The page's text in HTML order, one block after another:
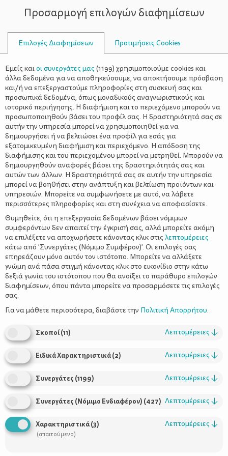
ΣΥΜΒΟΥΛΟΙ
ΒΡΏΜΗΣ
Μπισκότα δημητριακών – Ποτέ η
υγιεινή διατροφή δεν ήταν τόσο
Χρήσιμοι Σύνδεσμοι
Προσαρμογή επιλογών διαφημίσεων
Επιλογές Διαφημίσεων Προτιμήσεις Cookies
Εμείς καιοι συνεργάτες μας (1199) χρησιμοποιούμε cookies και
άλλα δεδομένα για να αποθηκεύσουμε, να αποκτήσουμε πρόσβαση
και/ή να επεξεργαστούμε πληροφορίες στη συσκευή σας και
προσωπικά δεδομένα, όπως μοναδικούς αναγνωριστικούς και
ιστορικό περιήγησης. Η διαφήμιση και το περιεχόμενο μπορούν να
προσωποποιηθούν βάσει του προφίλ σας. Η δραστηριότητά σας σε
αυτήν την υπηρεσία μπορεί να χρησιμοποιηθεί για να
δημιουργήσει ή να βελτιώσει ένα προφίλ για εσάς για
εξατομικευμένη διαφήμιση και περιεχόμενο. Η απόδοση της
διαφήμισης και του περιεχομένου μπορεί να μετρηθεί. Μπορούν να
δημιουργηθούν αναφορές βάσει της δραστηριότητάς σας και
αυτών των άλλων. Η δραστηριότητά σας σε αυτήν την υπηρεσία
μπορεί να βοηθήσει στην ανάπτυξη και βελτίωση προϊόντων και
υπηρεσιών. Μπορείτε να συμφωνήσετε με αυτό, να λάβετε
περισσότερες πληροφορίες και στη συνέχεια να αποφασίσετε.
Θυμηθείτε, ότι η επεξεργασία δεδομένων βάσει νόμιμων
συμφερόντων δεν απαιτεί την έγκρισή σας, αλλά μπορείτε ακόμη
να επιλέξετε να αποχωρήσετε κάνοντας κλικ στις λεπτομέρειες
κάτω από 'Συνεργάτες (Νόμιμο Συμφέρον)'. Οι επιλογές σας
επηρεάζουν μόνο αυτόν τον ιστότοπο. Μπορείτε να αλλάξετε
γνώμη ανά πάσα στιγμή κάνοντας κλικ στο εικονίδιο στην κάτω
δεξιά γωνία του ιστότοπου που θα ανοίξει το παράθυρο επιλογών
διαφημίσεων, όπου πάντα μπορείτε να προσαρμόσετε τις επιλογές
σας.
Για να μάθετε περισσότερα, διαβάστε την Πολιτική Απορρήτου.
Σκοποί(11) Λεπτομέρειες ↓
Ειδικά Χαρακτηριστικά(2) Λεπτομέρειες ↓
Συνεργάτες (1199) Λεπτομέρειες ↓
Συνεργάτες (Νόμιμο Ενδιαφέρον) (427) Λεπτομέρειες ↓
Χαρακτηριστικά(3)
(απαιτούμενο)
Λεπτομέρειες ↓